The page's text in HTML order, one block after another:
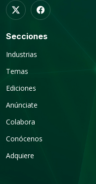
Secciones
Industrias
Temas
Ediciones
Anúnciate
Colabora
Conócenos
Adquiere